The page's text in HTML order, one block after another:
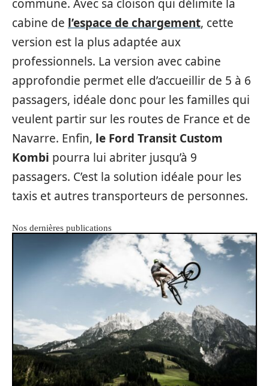
commune. Avec sa cloison qui délimite la
cabine de l’espace de chargement, cette
version est la plus adaptée aux
professionnels. La version avec cabine
approfondie permet elle d’accueillir de 5 à 6
passagers, idéale donc pour les familles qui
veulent partir sur les routes de France et de
Navarre. Enfin, le Ford Transit Custom
Kombi pourra lui abriter jusqu’à 9
passagers. C’est la solution idéale pour les
taxis et autres transporteurs de personnes.
Nos dernières publications